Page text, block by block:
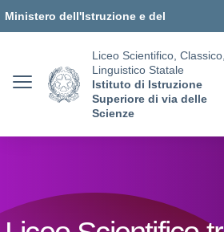
Ministero dell'Istruzione e del
Liceo Scientifico, Classico,
Linguistico Statale
Istituto di Istruzione
Superiore di via delle
Scienze